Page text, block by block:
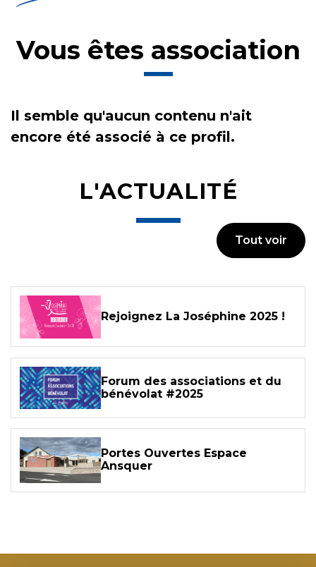
Vous êtes association
Il semble qu'aucun contenu n'ait
encore été associé à ce profil.
L'ACTUALITÉ
Tout voir
Rejoignez La Joséphine 2025 !
Forum des associations et du
bénévolat #2025
Portes Ouvertes Espace
Ansquer